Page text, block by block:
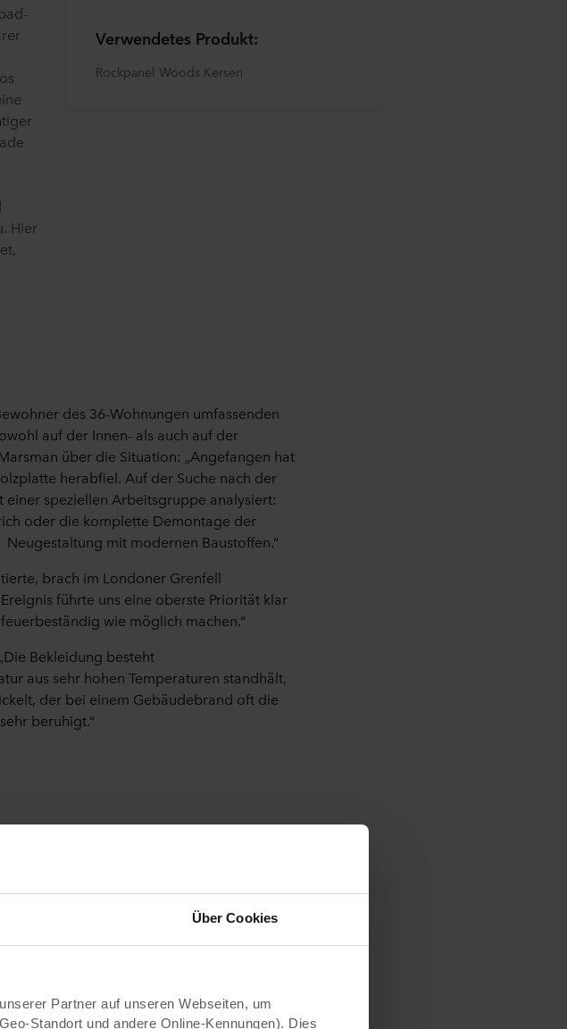
Über Cookies
Partner auf unseren Webseiten, um
Standort und andere Online-Kennungen). Dies
Hier
Verwendetes Produkt:
Rockpanel Woods Kersen
des 36-Wohnungen umfassenden
auf der Innen- als auch auf der
über die Situation: „Angefangen hat
herabfiel. Auf der Suche nach der
speziellen Arbeitsgruppe analysiert:
oder die komplette Demontage der
mit modernen Baustoffen.“
brach im Londoner Grenfell
führte uns eine oberste Priorität klar
wie möglich machen.“
Bekleidung besteht
aus sehr hohen Temperaturen standhält,
der bei einem Gebäudebrand oft die
beruhigt.“
kommen sollte. Rockpanel Woods hat
den Beteiligten entschieden wir uns für
Holzverkleidung. Ein weiterer
sind witterungs- und UV-beständig,